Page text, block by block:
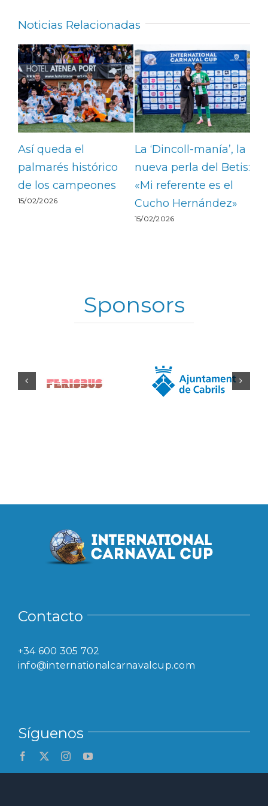
Noticias Relacionadas
Así queda el
palmarés histórico
de los campeones
15/02/2026
La ‘Dincoll-manía’, la
nueva perla del Betis:
«Mi referente es el
Cucho Hernández»
15/02/2026
Sponsors
Contacto
+34 600 305 702
info@internationalcarnavalcup.com
Síguenos